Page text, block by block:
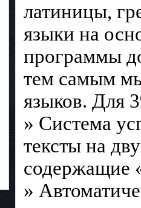
латиницы,
языки на
программы
тем самым
языков. Для
» Система
тексты на
содержащие
»